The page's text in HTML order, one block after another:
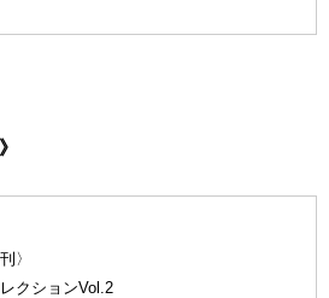
〉
クションVol.2